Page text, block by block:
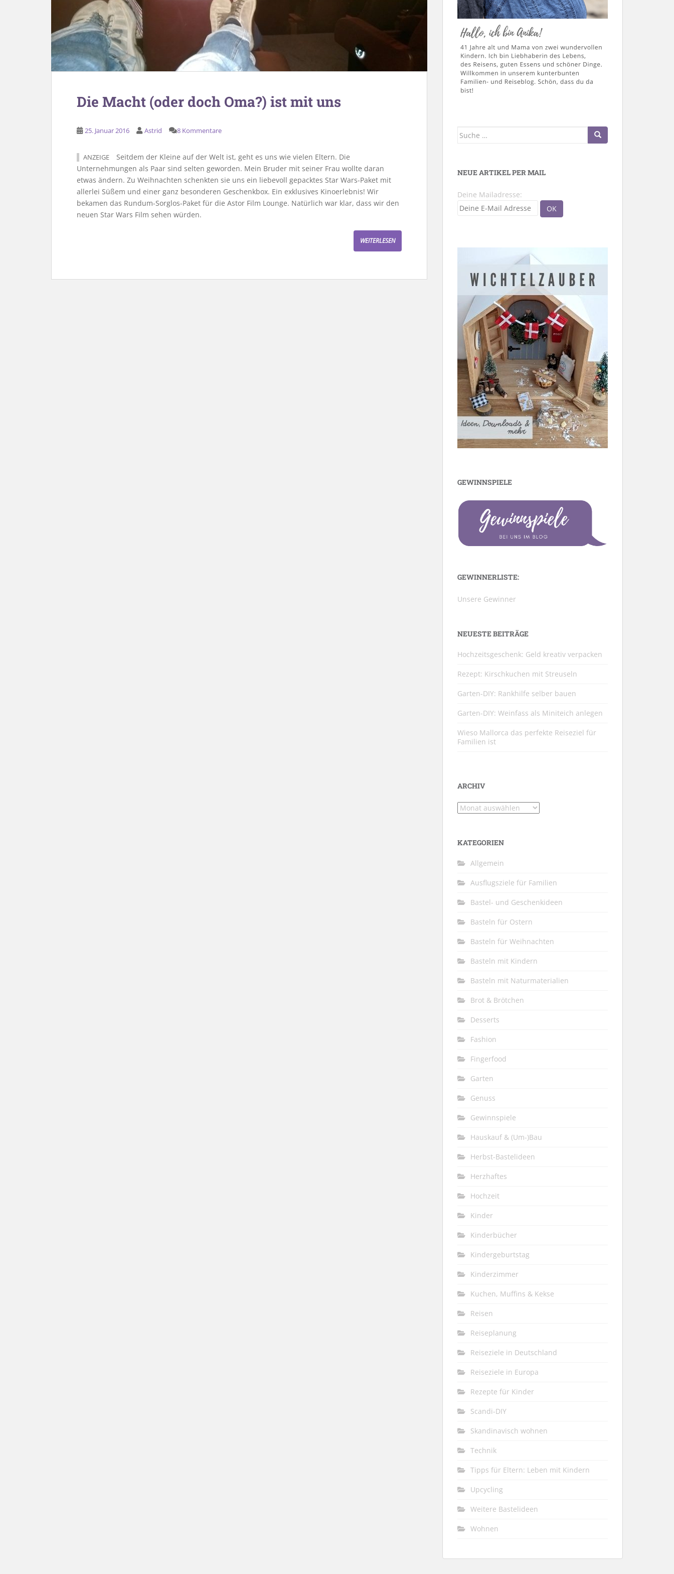
Die Macht (oder doch Oma?) ist mit uns
25. Januar 2016 Astrid 8 Kommentare
ANZEIGE
Seitdem der Kleine auf der Welt ist, geht es uns wie vielen Eltern. Die
Unternehmungen als Paar sind selten geworden. Mein Bruder mit seiner Frau wollte daran
etwas ändern. Zu Weihnachten schenkten sie uns ein liebevoll gepacktes Star Wars-Paket mit
allerlei Süßem und einer ganz besonderen Geschenkbox. Ein exklusives Kinoerlebnis! Wir
bekamen das Rundum-Sorglos-Paket für die Astor Film Lounge. Natürlich war klar, dass wir den
neuen Star Wars Film sehen würden.
WEITERLESEN
Suche
NEUE ARTIKEL PER MAIL
Deine Mailadresse:
GEWINNSPIELE
GEWINNERLISTE:
Unsere Gewinner
NEUESTE BEITRÄGE
Hochzeitsgeschenk: Geld kreativ verpacken
Rezept: Kirschkuchen mit Streuseln
Garten-DIY: Rankhilfe selber bauen
Garten-DIY: Weinfass als Miniteich anlegen
Wieso Mallorca das perfekte Reiseziel für
Familien ist
ARCHIV
Archiv
KATEGORIEN
Allgemein
Ausflugsziele für Familien
Bastel- und Geschenkideen
Basteln für Ostern
Basteln für Weihnachten
Basteln mit Kindern
Basteln mit Naturmaterialien
Brot & Brötchen
Desserts
Fashion
Fingerfood
Garten
Genuss
Gewinnspiele
Hauskauf & (Um-)Bau
Herbst-Bastelideen
Herzhaftes
Hochzeit
Kinder
Kinderbücher
Kindergeburtstag
Kinderzimmer
Kuchen, Muffins & Kekse
Reisen
Reiseplanung
Reiseziele in Deutschland
Reiseziele in Europa
Rezepte für Kinder
Scandi-DIY
Skandinavisch wohnen
Technik
Tipps für Eltern: Leben mit Kindern
Upcycling
Weitere Bastelideen
Wohnen